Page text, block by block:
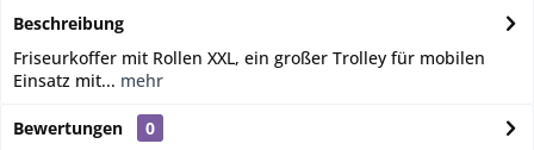
Beschreibung
Friseurkoffer mit Rollen XXL, ein großer Trolley für mobilen
Einsatz mit... mehr
Bewertungen
0